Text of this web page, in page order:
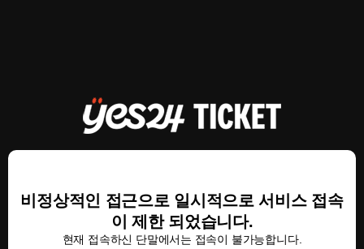
비정상적인 접근으로 일시적으로 서비스 접속
이 제한 되었습니다.
현재 접속하신 단말에서는 접속이 불가능합니다.